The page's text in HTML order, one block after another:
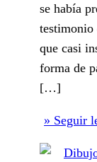
se había
testimonio
que casi
forma de
[…]
» Seguir